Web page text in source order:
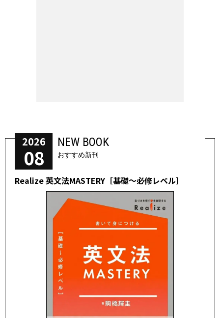
2026
08
NEW BOOK
おすすめ新刊
Realize 英文法MASTERY［基礎～必修レベル］